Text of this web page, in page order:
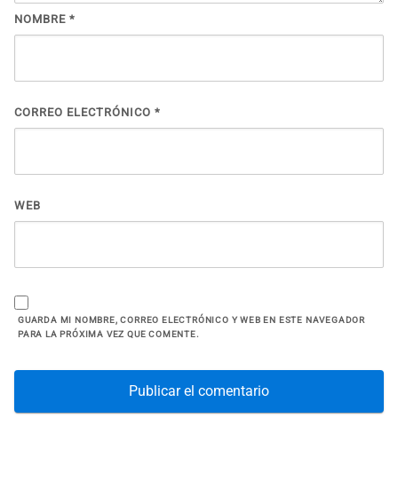
NOMBRE *
CORREO ELECTRÓNICO *
WEB
GUARDA MI NOMBRE, CORREO ELECTRÓNICO Y WEB EN ESTE NAVEGADOR
PARA LA PRÓXIMA VEZ QUE COMENTE.